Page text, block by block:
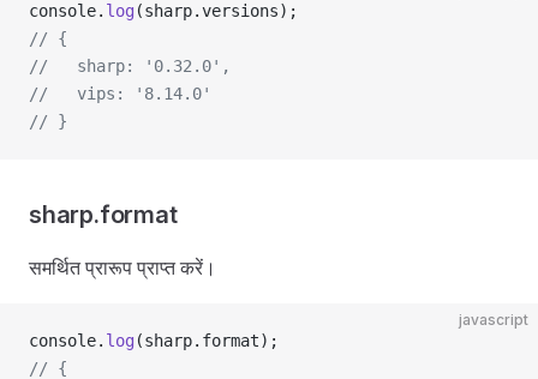
console. log (sharp.versions);
// {
//   sharp: '0.32.0',
//   vips: '8.14.0'
// }
sharp.format
समर्थित प्रारूप प्राप्त करें।
javascript
console. log (sharp.format);
// {